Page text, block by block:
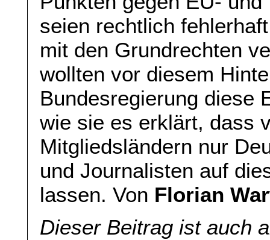
seien rechtlich
mit den Grundrechten
wollten vor diesem
Bundesregierung diese
wie sie es erklärt, dass
Mitgliedsländern nur
und Journalisten auf
lassen. Von Florian
Dieser Beitrag ist auch